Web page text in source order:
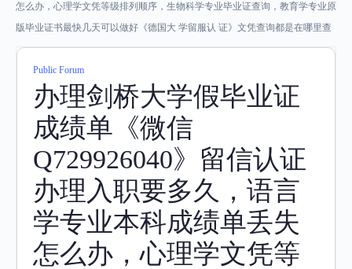
怎么办，心理学文凭等级排列顺序，生物科学专业毕业证查询，教育学专业原
版毕业证书最快几天可以做好《德国大 学留服认 证》文凭查询都是在哪里查
Public Forum
办理剑桥大学假毕业证
成绩单《微信
Q729926040》留信认证
办理入职要多久，语言
学专业本科成绩单丢失
怎么办，心理学文凭等